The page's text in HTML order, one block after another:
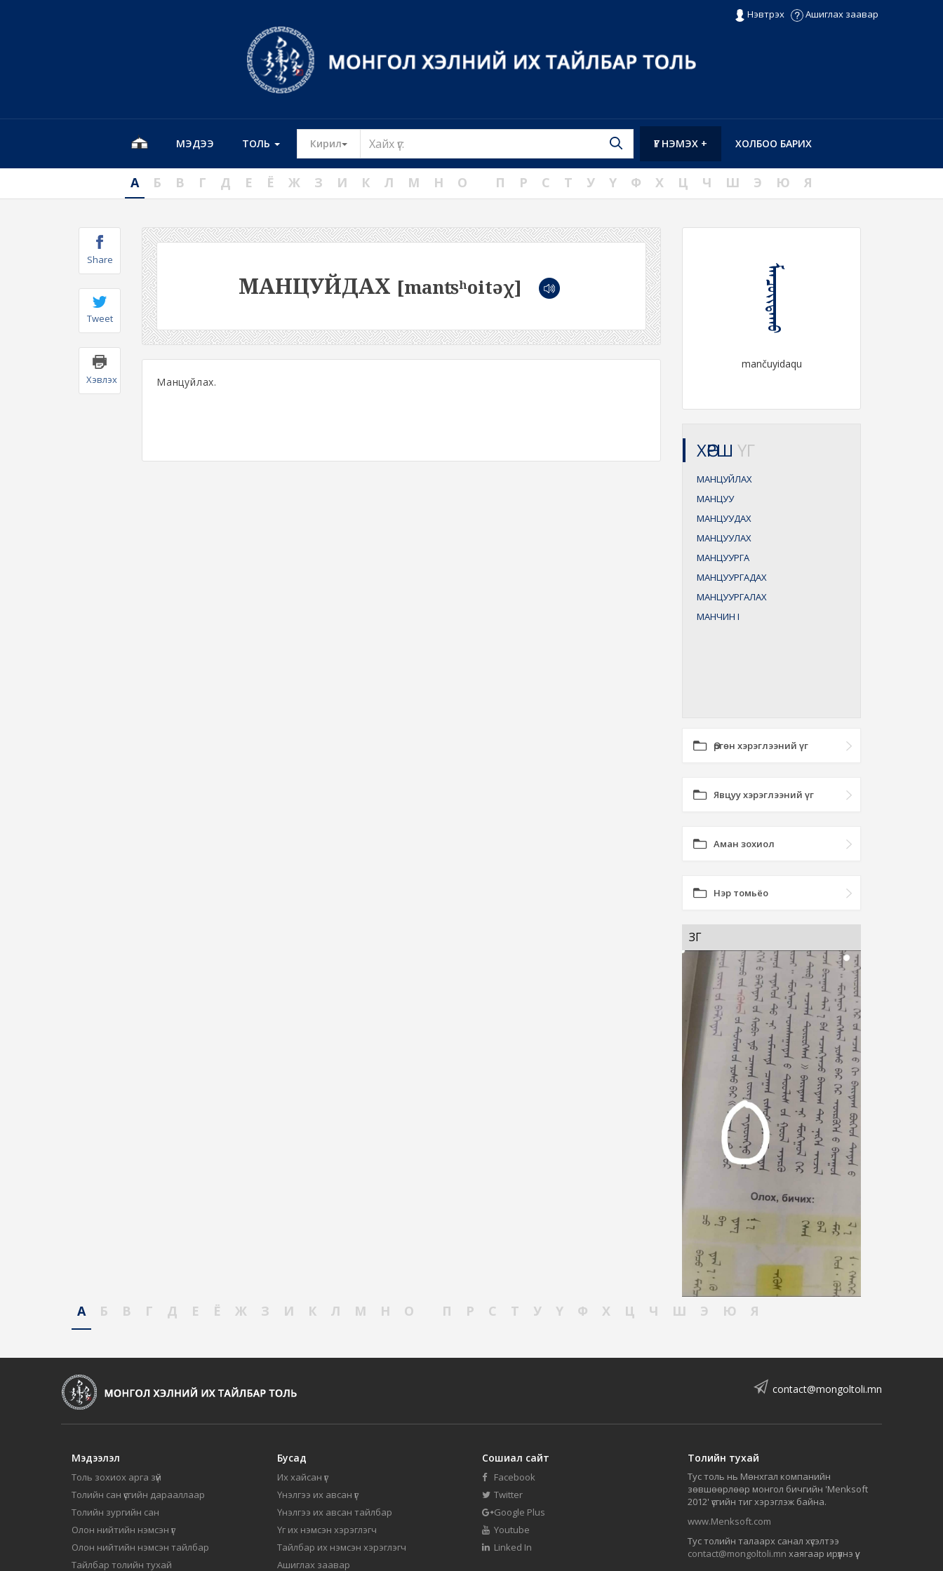
Нэвтрэх Ашиглах заавар
МЭДЭЭ ТОЛЬ Кирил Toggle Dropdown ХОЛБОО БАРИХ
ҮГ НЭМЭХ +
А Б В Г Д Е Ё Ж З И К Л М Н О П Р С Т У Ү Ф Х Ц Ч Ш Э Ю Я
Share
Tweet
Хэвлэх
МАНЦУЙДАХ [manʦʰoitəχ]
Манцуйлах.
ᠮᠠᠨᠴᠤᠶᠢᠳᠠᠬᠤ
mančuyidaqu
ХӨРШ ҮГ
МАНЦУЙЛАХ
МАНЦУУ
МАНЦУУДАХ
МАНЦУУЛАХ
МАНЦУУРГА
МАНЦУУРГАДАХ
МАНЦУУРГАЛАХ
МАНЧИН I
Өргөн хэрэглээний үг
Явцуу хэрэглээний үг
Аман зохиол
Нэр томьёо
ЗҮГ
А Б В Г Д Е Ё Ж З И К Л М Н О П Р С Т У Ү Ф Х Ц Ч Ш Э Ю Я
contact@mongoltoli.mn
Мэдээлэл
Толь зохиох арга зүй
Толийн сан үсгийн дарааллаар
Толийн зургийн сан
Олон нийтийн нэмсэн үг
Олон нийтийн нэмсэн тайлбар
Тайлбар толийн тухай
Бусад
Их хайсан үг
Үнэлгээ их авсан үг
Үнэлгээ их авсан тайлбар
Үг их нэмсэн хэрэглэгч
Тайлбар их нэмсэн хэрэглэгч
Ашиглах заавар
Сошиал сайт
Facebook
Twitter
Google Plus
Youtube
Linked In
Толийн тухай
Тус толь нь Мөнхгал компанийн
зөвшөөрлөөр монгол бичгийн 'Menksoft
2012' үсгийн тиг хэрэглэж байна.
www.Menksoft.com
Тус толийн талаарх санал хүсэлтээ
contact@mongoltoli.mn хаягаар ирүүлнэ үү.